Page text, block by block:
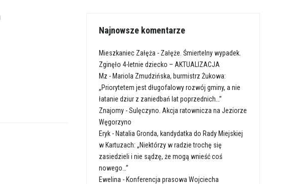
Najnowsze komentarze
Mieszkaniec Załęża - Załęże. Śmiertelny wypadek.
Zginęło 4-letnie dziecko – AKTUALIZACJA
Mz - Mariola Zmudzińska, burmistrz Żukowa:
„Priorytetem jest długofalowy rozwój gminy, a nie
łatanie dziur z zaniedbań lat poprzednich…”
Znajomy -Sulęczyno. Akcja ratownicza na Jeziorze
Węgorzyno
Eryk - Natalia Gronda, kandydatka do Rady Miejskiej
w Kartuzach: „Niektórzy w radzie trochę się
zasiedzieli i nie sądzę, że mogą wnieść coś
nowego…”
Ewelina - Konferencja prasowa Wojciecha